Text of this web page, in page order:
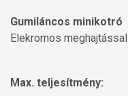
Gumiláncos minikotró
Elekromos meghajtással
Max. teljesítmény: